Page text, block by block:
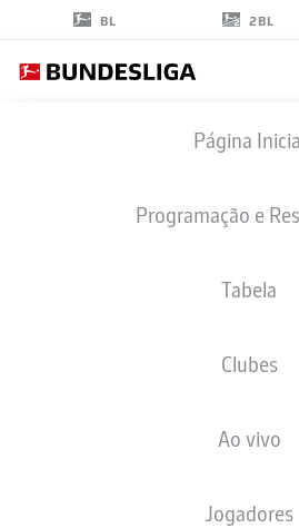
BL 2BL
Página
Programação e
Tabela
Clubes
Ao vivo
Jogadores